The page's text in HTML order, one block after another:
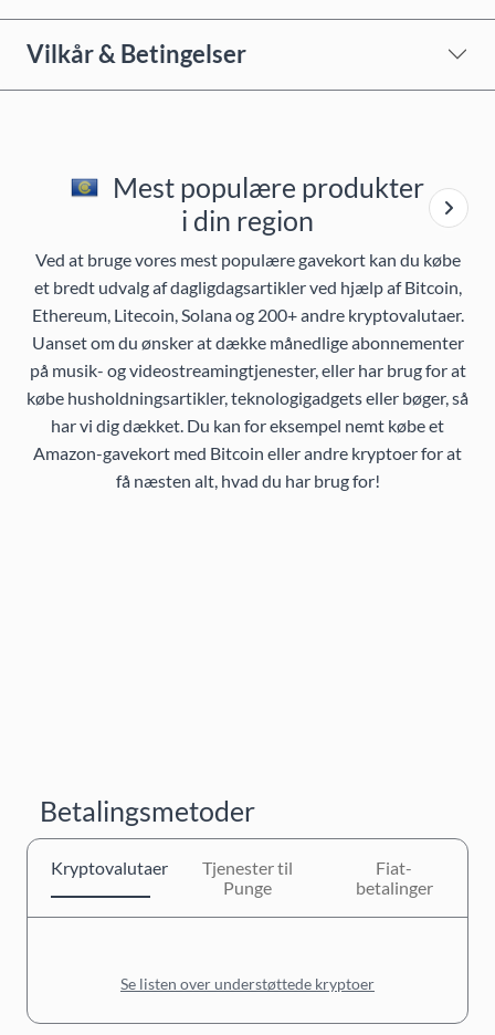
Vilkår & Betingelser
Mest populære produkter
i din region
Ved at bruge vores mest populære gavekort kan du købe
et bredt udvalg af dagligdagsartikler ved hjælp af Bitcoin,
Ethereum, Litecoin, Solana og 200+ andre kryptovalutaer.
Uanset om du ønsker at dække månedlige abonnementer
på musik- og videostreamingtjenester, eller har brug for at
købe husholdningsartikler, teknologigadgets eller bøger, så
har vi dig dækket. Du kan for eksempel nemt købe et
Amazon-gavekort med Bitcoin eller andre kryptoer for at
få næsten alt, hvad du har brug for!
Betalingsmetoder
Kryptovalutaer
Tjenester til
Punge
Fiat-
betalinger
Se listen over understøttede kryptoer